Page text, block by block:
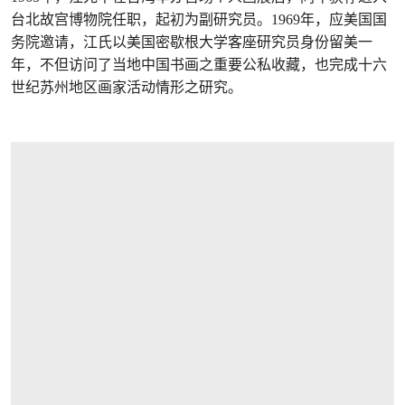
台北故宫博物院任职，起初为副研究员。1969年，应美国国
务院邀请，江氏以美国密歇根大学客座研究员身份留美一
年，不但访问了当地中国书画之重要公私收藏，也完成十六
世纪苏州地区画家活动情形之研究。